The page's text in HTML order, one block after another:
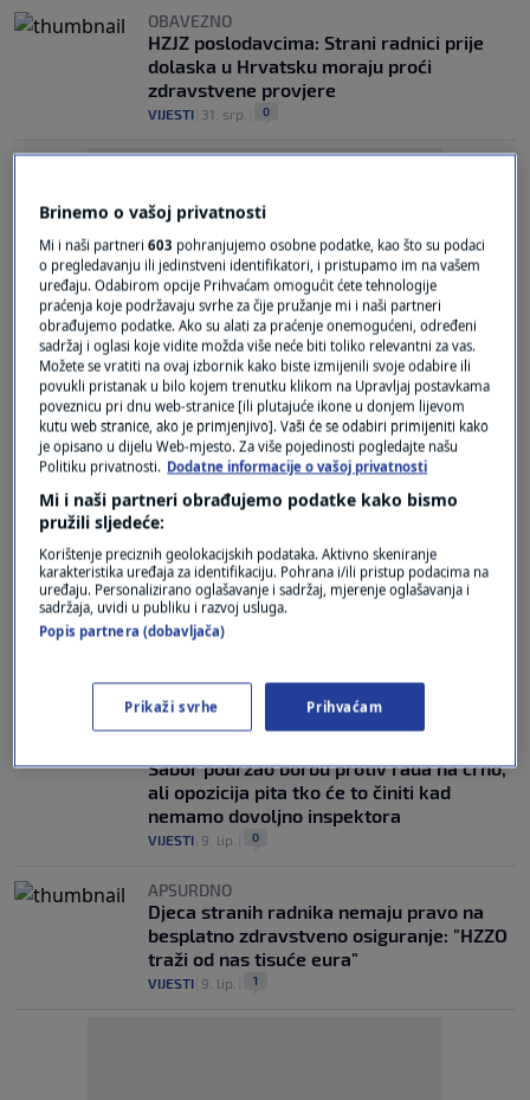
OBAVEZNO
HZJZ poslodavcima: Strani radnici prije
dolaska u Hrvatsku moraju proći
zdravstvene provjere
VIJESTI 31. srp. 0
Oglas
LOŠA SEZONA
Radnici iz Srbije u velikom broju otišli na
Aljasku, no dio ih se brzo vratio: Što je
pošlo naopako?
REGIJA|30. srp.| 0
DRŽAVA KASNI
"Sezona propada zbog birokracije": UGP
traži hitna rješenja za dozvole stranih
EKONOMIJA
Sabor podržao borbu protiv rada na crno,
ali opozicija pita tko će to činiti kad
nemamo dovoljno inspektora
VIJESTI 9. lip. 0
APSURDNO
Djeca stranih radnika nemaju pravo na
besplatno zdravstveno osiguranje: "HZZO
traži od nas tisuće eura"
VIJESTI 9. lip. 1
Brinemo o vašoj privatnosti
Mi i naši partneri603 pohranjujemo osobne podatke, kao što su podaci
o pregledavanju ili jedinstveni identifikatori, i pristupamo im na vašem
uređaju. Odabirom opcije Prihvaćam omogućit ćete tehnologije
praćenja koje podržavaju svrhe za čije pružanje mi i naši partneri
obrađujemo podatke. Ako su alati za praćenje onemogućeni, određeni
sadržaj i oglasi koje vidite možda više neće biti toliko relevantni za vas.
Možete se vratiti na ovaj izbornik kako biste izmijenili svoje odabire ili
povukli pristanak u bilo kojem trenutku klikom na Upravljaj postavkama
poveznicu pri dnu web-stranice [ili plutajuće ikone u donjem lijevom
kutu web stranice, ako je primjenjivo]. Vaši će se odabiri primijeniti kako
je opisano u dijelu Web-mjesto. Za više pojedinosti pogledajte našu
Politiku privatnosti. Dodatne informacije o vašoj privatnosti
Mi i naši partneri obrađujemo podatke kako bismo
pružili sljedeće:
Korištenje preciznih geolokacijskih podataka. Aktivno skeniranje
karakteristika uređaja za identifikaciju. Pohrana i/ili pristup podacima na
uređaju. Personalizirano oglašavanje i sadržaj, mjerenje oglašavanja i
sadržaja, uvidi u publiku i razvoj usluga.
Popis partnera (dobavljača)
Prikaži svrhe Prihvaćam